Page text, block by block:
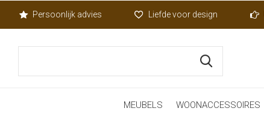
MEUBELS WOONACCESSOIRES
Persoonlijk advies Liefde voor design